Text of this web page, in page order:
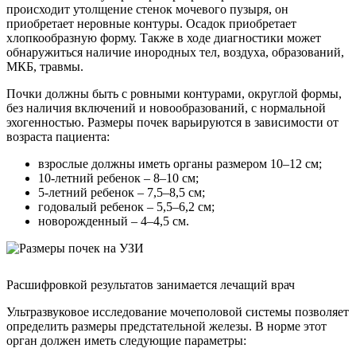
происходит утолщение стенок мочевого пузыря, он
приобретает неровные контуры. Осадок приобретает
хлопкообразную форму. Также в ходе диагностики может
обнаружиться наличие инородных тел, воздуха, образований,
МКБ, травмы.
Почки должны быть с ровными контурами, округлой формы,
без наличия включений и новообразований, с нормальной
эхогенностью. Размеры почек варьируются в зависимости от
возраста пациента:
взрослые должны иметь органы размером 10–12 см;
10-летний ребенок – 8–10 см;
5-летний ребенок – 7,5–8,5 см;
годовалый ребенок – 5,5–6,2 см;
новорожденный – 4–4,5 см.
Расшифровкой результатов занимается лечащий врач
Ультразвуковое исследование мочеполовой системы позволяет
определить размеры предстательной железы. В норме этот
орган должен иметь следующие параметры: